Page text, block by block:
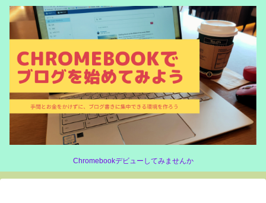
Chromebookデビューしてみませんか